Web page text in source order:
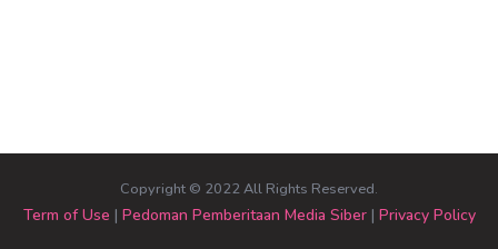
Copyright © 2022 All Rights Reserved.
Term of Use | Pedoman Pemberitaan Media Siber| Privacy Policy